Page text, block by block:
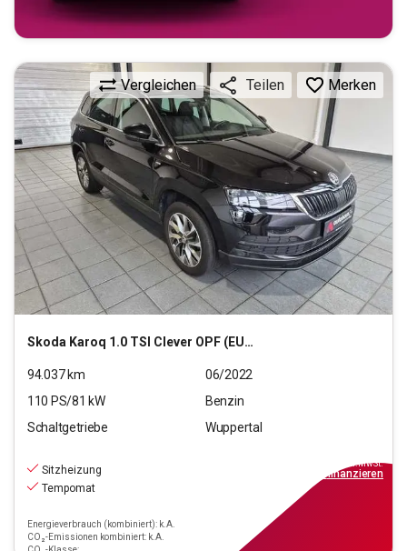
Skoda Karoq 1.0 TSI Clever OPF (EURO 6d)
Vergleichen Teilen Merken
94.037km
06/2022
110 PS/81 kW
Benzin
Schaltgetriebe
Wuppertal
Sitzheizung
Tempomat
Energieverbrauch (kombiniert): k.A.
CO₂-Emissionen kombiniert: k.A.
inkl.MwSt.
finanzieren